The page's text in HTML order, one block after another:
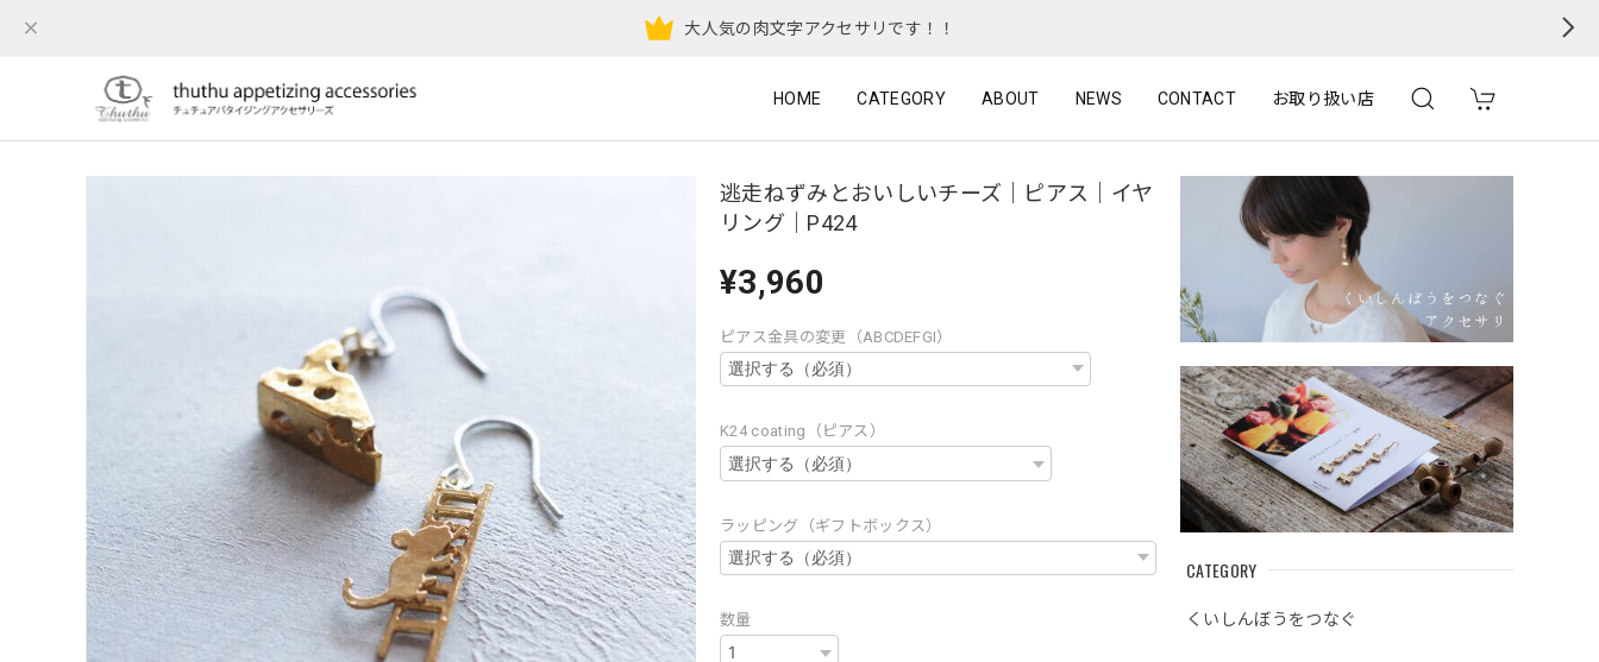
大人気の肉文字アクセサリです！！
HOME CATEGORY ABOUT NEWS CONTACT お取り扱い店
CATEGORY
くいしんぼうをつなぐ
逃走ねずみとおいしいチーズ｜ピアス｜イヤ
リング｜P424
¥3,960
ピアス金具の変更（ABCDEFGI）
K24 coating（ピアス）
ラッピング（ギフトボックス）
数量